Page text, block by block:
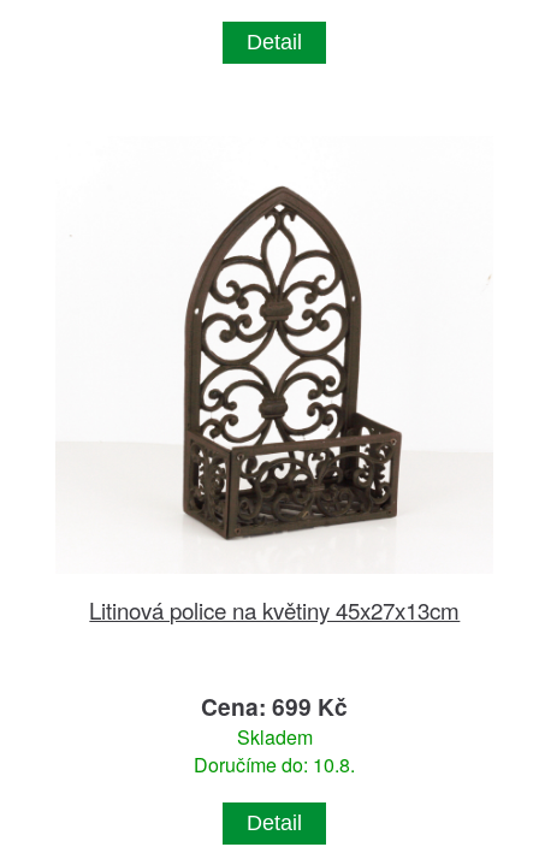
Detail
Litinová police na květiny 45x27x13cm
Cena: 699 Kč
Skladem
Doručíme do: 10.8.
Detail